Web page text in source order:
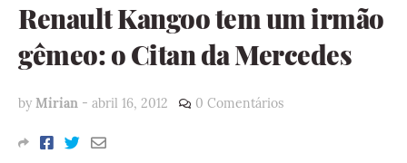
Renault Kangoo tem um irmão
gêmeo: o Citan da Mercedes
by Mirian - abril 16, 2012 0 Comentários